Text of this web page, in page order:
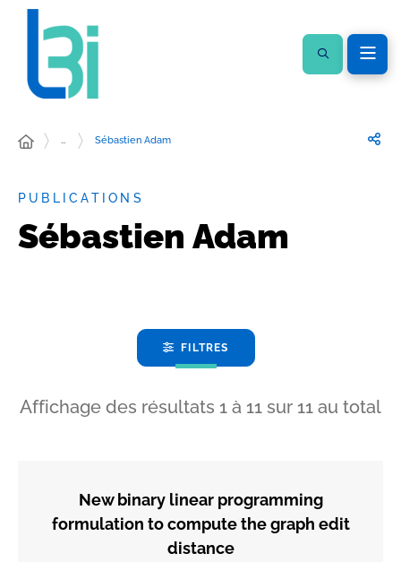
… Sébastien Adam
PUBLICATIONS
Sébastien Adam
FILTRES
Affichage des résultats 1 à 11 sur 11 au total
New binary linear programming
formulation to compute the graph edit
distance